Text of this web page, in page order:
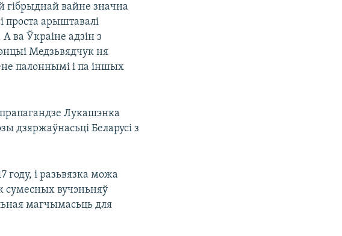
гібрыднай вайне значна
проста арыштавалі
ва Ўкраіне адзін з
Медзьвядчук ня
палоннымі і па іншых
прапагандзе Лукашэнка
дзяржаўнасьці Беларусі з
году, і разьвязка можа
сумесных вучэньняў
магчымасьць для